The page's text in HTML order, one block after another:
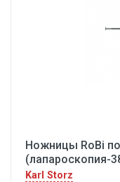
Ножницы RoBi пo
(лапароскопия-
Karl Storz